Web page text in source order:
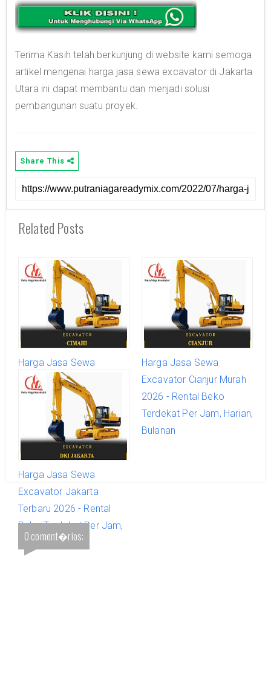
Terima Kasih telah berkunjung di website kami semoga
artikel mengenai harga jasa sewa excavator di Jakarta
Utara ini dapat membantu dan menjadi solusi
pembangunan suatu proyek.
Share This
Related Posts
Harga Jasa Sewa
Excavator Cimahi Murah
2026 - Rental Beko
Terdekat Per Jam, Harian,
Bulanan
Harga Jasa Sewa
Excavator Cianjur Murah
2026 - Rental Beko
Terdekat Per Jam, Harian,
Bulanan
Harga Jasa Sewa
Excavator Jakarta
Terbaru 2026 - Rental
Beko Terdekat Per Jam,
Harian, Bulanan
0 coment�rios: